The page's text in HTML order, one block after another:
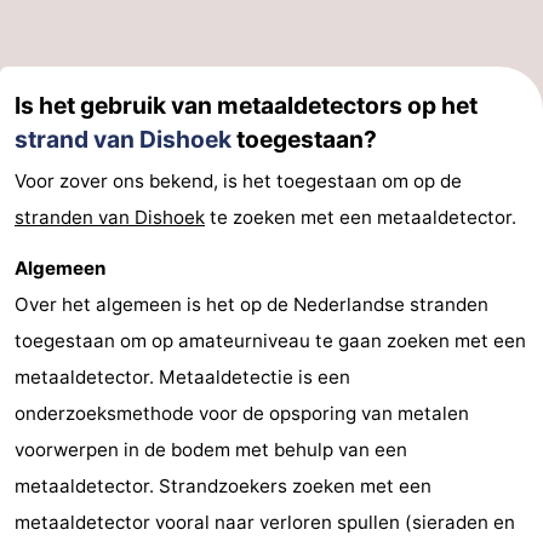
Is het gebruik van metaaldetectors op het
strand van Dishoektoegestaan?
Voor zover ons bekend, is het toegestaan om op de
stranden van Dishoek te zoeken met een metaaldetector.
Algemeen
Over het algemeen is het op de Nederlandse stranden
toegestaan om op amateurniveau te gaan zoeken met een
metaaldetector. Metaaldetectie is een
onderzoeksmethode voor de opsporing van metalen
voorwerpen in de bodem met behulp van een
metaaldetector. Strandzoekers zoeken met een
metaaldetector vooral naar verloren spullen (sieraden en